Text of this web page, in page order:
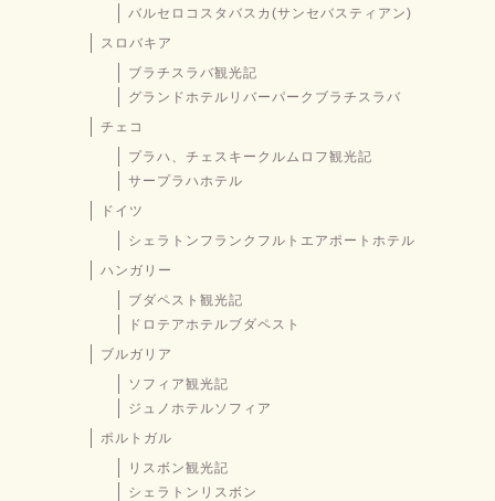
バルセロコスタバスカ(サンセバスティアン)
スロバキア
ブラチスラバ観光記
グランドホテルリバーパークブラチスラバ
チェコ
プラハ、チェスキークルムロフ観光記
サープラハホテル
ドイツ
シェラトンフランクフルトエアポートホテル
ハンガリー
ブダペスト観光記
ドロテアホテルブダペスト
ブルガリア
ソフィア観光記
ジュノホテルソフィア
ポルトガル
リスボン観光記
シェラトンリスボン